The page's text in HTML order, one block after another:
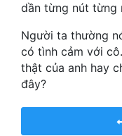
Huyền Huyễn
Huyền Nghi
Huyền Ảo
dần từng nút từng
Người ta thường
có tình cảm với
thật của anh hay
đây?